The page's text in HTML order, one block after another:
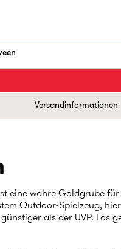
Versandinformationen
eine wahre Goldgrube
Outdoor-Spielzeug,
als der UVP. Los